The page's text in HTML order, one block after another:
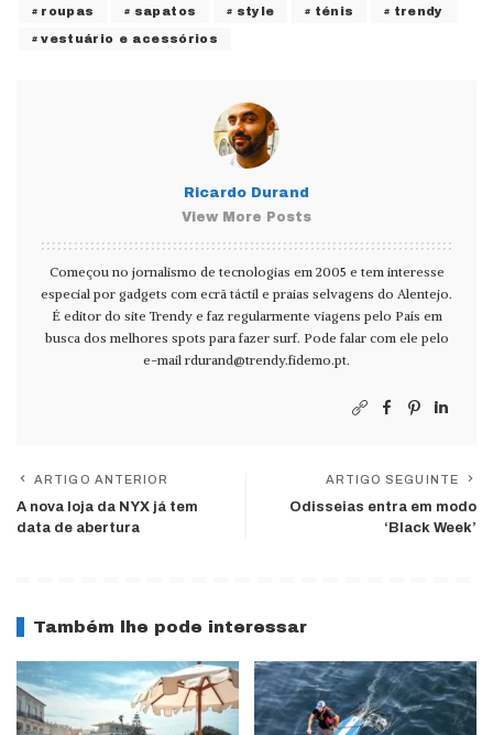
roupas sapatos style ténis trendy
vestuário e acessórios
Ricardo Durand
View More Posts
Começou no jornalismo de tecnologias em 2005 e tem interesse
especial por gadgets com ecrã táctil e praias selvagens do Alentejo.
É editor do site Trendy e faz regularmente viagens pelo País em
busca dos melhores spots para fazer surf. Pode falar com ele pelo
e-mail rdurand@trendy.fidemo.pt.
ARTIGO ANTERIOR
A nova loja da NYX já tem
data de abertura
ARTIGO SEGUINTE
Odisseias entra em modo
‘Black Week’
Também lhe pode interessar